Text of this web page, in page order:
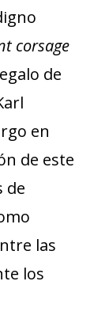
corsage
de
en
de este
de
las
los